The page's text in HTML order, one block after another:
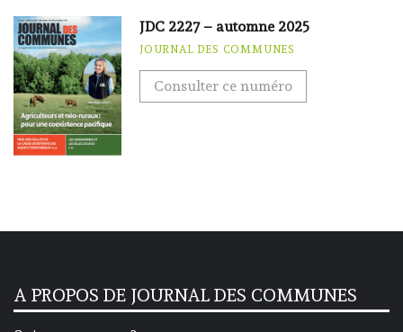
JDC 2227 – automne 2025
JOURNAL DES COMMUNES
Consulter ce numéro
A PROPOS DE JOURNAL DES COMMUNES